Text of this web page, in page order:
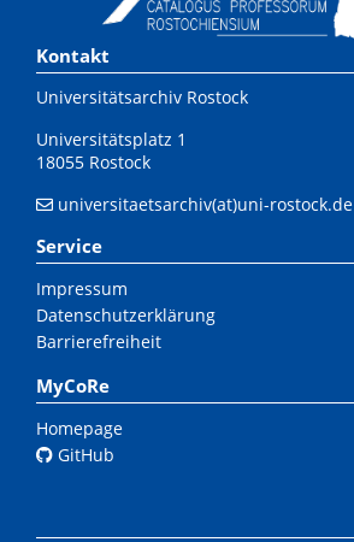
Kontakt
Universitätsarchiv Rostock
Universitätsplatz 1
18055 Rostock
universitaetsarchiv(at)uni-rostock.de
Service
Impressum
Datenschutzerklärung
Barrierefreiheit
MyCoRe
Homepage
GitHub